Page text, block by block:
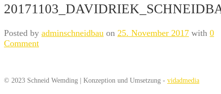
Posted by adminschneidbau on 25. November 2017 with 0
Comment
© 2023 Schneid Wemding | Konzeption und Umsetzung - vidadmedia